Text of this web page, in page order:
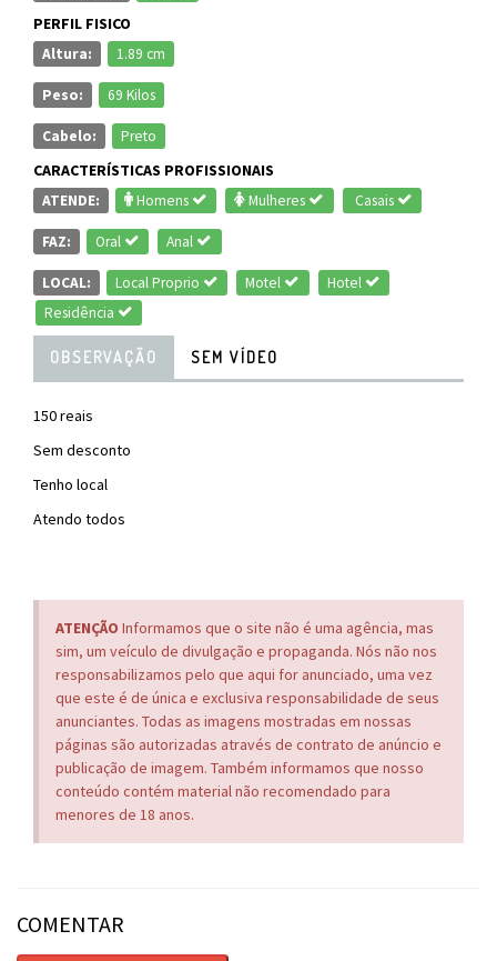
PERFIL FISICO
Altura: 1.89 cm
Peso: 69 Kilos
Cabelo: Preto
CARACTERÍSTICAS PROFISSIONAIS
ATENDE: Homens Mulheres Casais
FAZ: Oral Anal
LOCAL: Local Proprio Motel
Hotel
Residência
OBSERVAÇÃO SEM VÍDEO
150 reais
Sem desconto
Tenho local
Atendo todos
ATENÇÃO Informamos que o site não é uma agência, mas
sim, um veículo de divulgação e propaganda. Nós não nos
responsabilizamos pelo que aqui for anunciado, uma vez
que este é de única e exclusiva responsabilidade de seus
anunciantes. Todas as imagens mostradas em nossas
páginas são autorizadas através de contrato de anúncio e
publicação de imagem. Também informamos que nosso
conteúdo contém material não recomendado para
menores de 18 anos.
COMENTAR